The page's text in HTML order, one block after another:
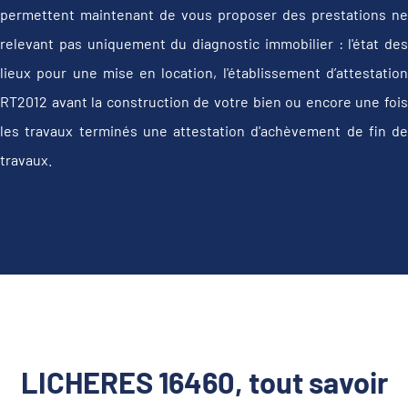
permettent maintenant de vous proposer des prestations ne
relevant pas uniquement du diagnostic immobilier : l'état des
lieux pour une mise en location, l'établissement d’attestation
RT2012 avant la construction de votre bien ou encore une fois
les travaux terminés une attestation d'achèvement de fin de
travaux.
LICHERES 16460, tout savoir